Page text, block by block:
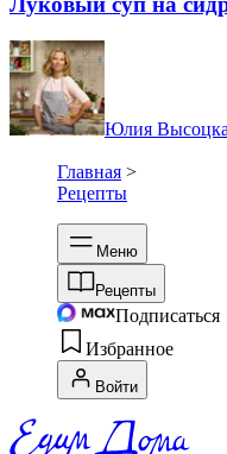
Юлия
Главная >
Рецепты
Меню
Рецепты
Подписаться
Избранное
Войти